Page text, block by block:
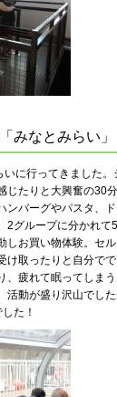
みなとみらい」
に行ってきました
じたりと大興奮の30
ンバーグやパスタ、
2グループに分かれて
しお買い物体験。セ
け取ったりと自分で
、疲れて眠ってしま
活動が盛り沢山でし
た！